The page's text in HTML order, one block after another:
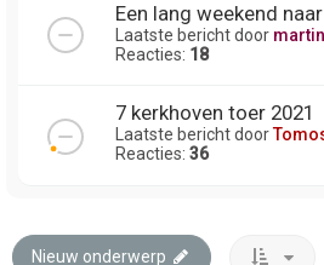
Een lang weekend
Laatste bericht door
Reacties: 18
7 kerkhoven toer 2021
Laatste bericht door
Reacties: 36
Nieuw onderwerp